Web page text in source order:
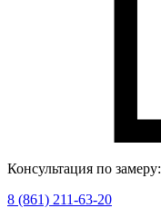
Консультация по замеру:
8 (861) 211-63-20